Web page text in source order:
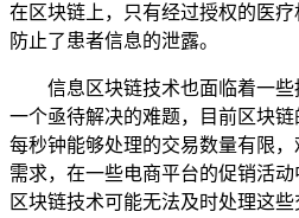
在区块链上，只有经过授权的医
防止了患者信息的泄露。
信息区块链技术也面临着一
一个亟待解决的难题，目前区块链
每秒钟能够处理的交易数量有限
需求，在一些电商平台的促销活动
区块链技术可能无法及时处理这